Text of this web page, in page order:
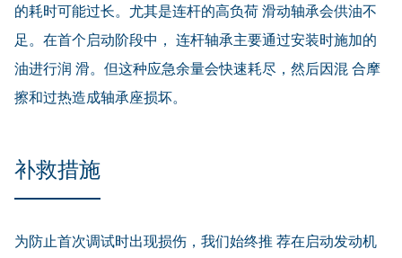
的耗时可能过长。尤其是连杆的高负荷 滑动轴承会供油不
足。在首个启动阶段中， 连杆轴承主要通过安装时施加的
油进行润 滑。但这种应急余量会快速耗尽，然后因混 合摩
擦和过热造成轴承座损坏。
补救措施
为防止首次调试时出现损伤，我们始终推 荐在启动发动机